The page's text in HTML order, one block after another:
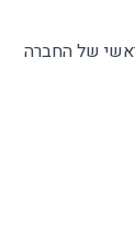
של החברה